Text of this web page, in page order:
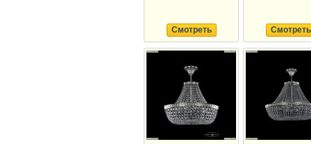
Смотреть Смотреть